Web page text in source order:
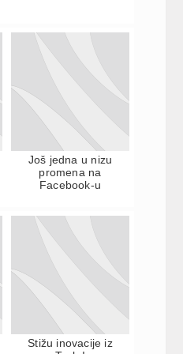
Još jedna u nizu
promena na
Facebook-u
Stižu inovacije iz